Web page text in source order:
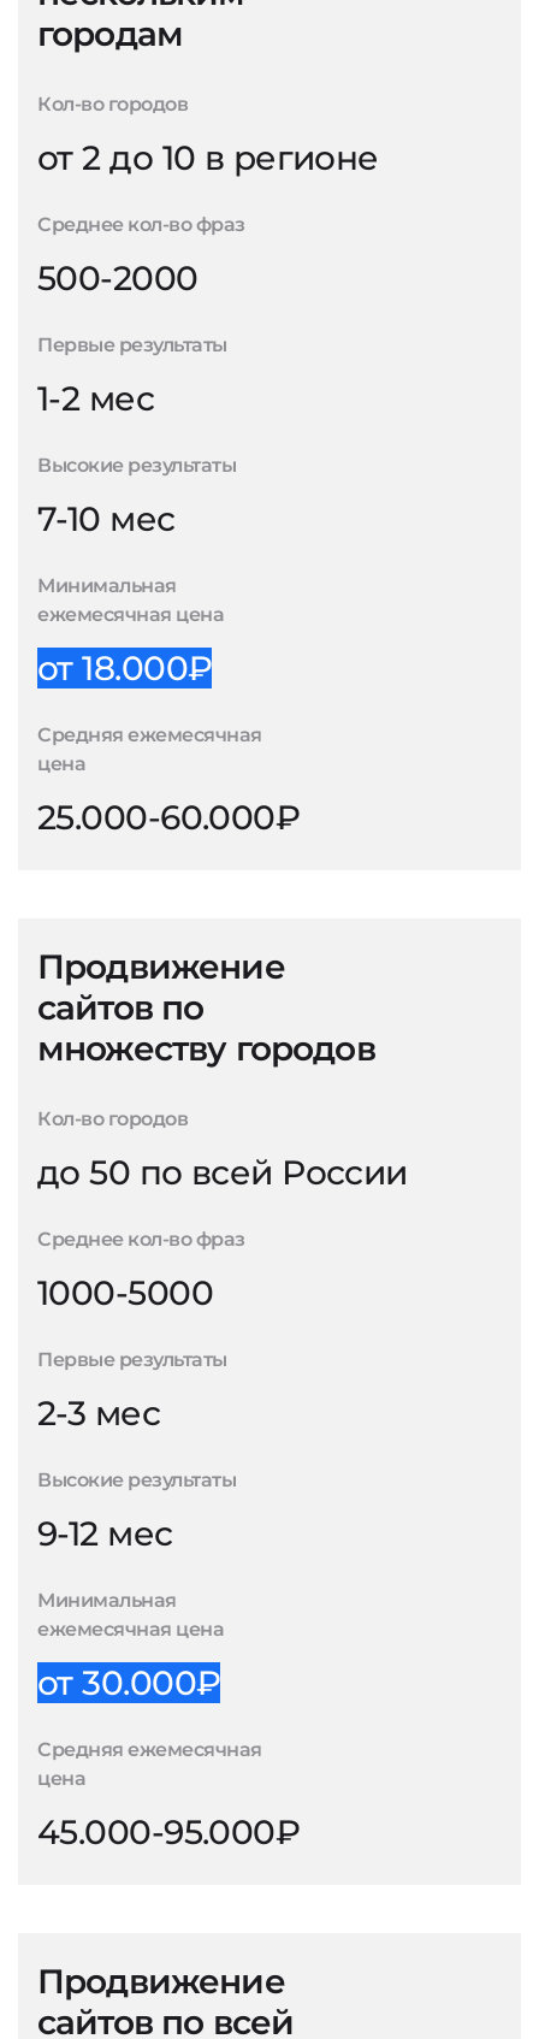
городам
Кол-во городов
от 2 до 10 в регионе
Среднее кол-во фраз
500-2000
Первые результаты
1-2 мес
Высокие результаты
7-10 мес
Минимальная
ежемесячная цена
от 18.000₽
Средняя ежемесячная
цена
25.000-60.000₽
Продвижение
сайтов по
множеству городов
Кол-во городов
до 50 по всей России
Среднее кол-во фраз
1000-5000
Первые результаты
2-3 мес
Высокие результаты
9-12 мес
Минимальная
ежемесячная цена
от 30.000₽
Средняя ежемесячная
цена
45.000-95.000₽
Продвижение
сайтов по всей